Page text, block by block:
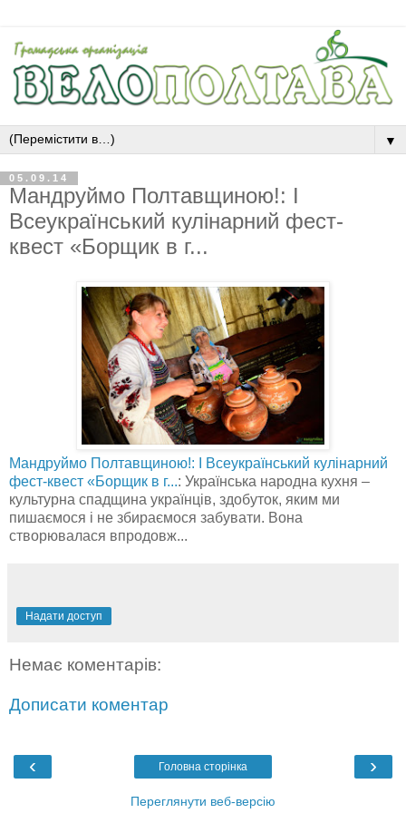
▼
05.09.14
Мандруймо Полтавщиною!: І
Всеукраїнський кулінарний фест-
квест «Борщик в г...
Мандруймо Полтавщиною!: І Всеукраїнський кулінарний
фест-квест «Борщик в г...: Українська народна кухня –
культурна спадщина українців, здобуток, яким ми
пишаємося і не збираємося забувати. Вона
створювалася впродовж...
Надати доступ
Немає коментарів:
Дописати коментар
‹ ›
Головна сторінка
Переглянути веб-версію